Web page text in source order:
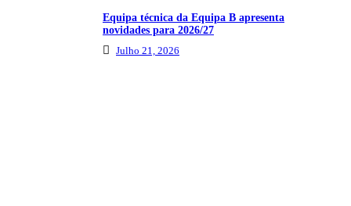
Equipa técnica da Equipa B apresenta
novidades para 2026/27
Julho 21, 2026